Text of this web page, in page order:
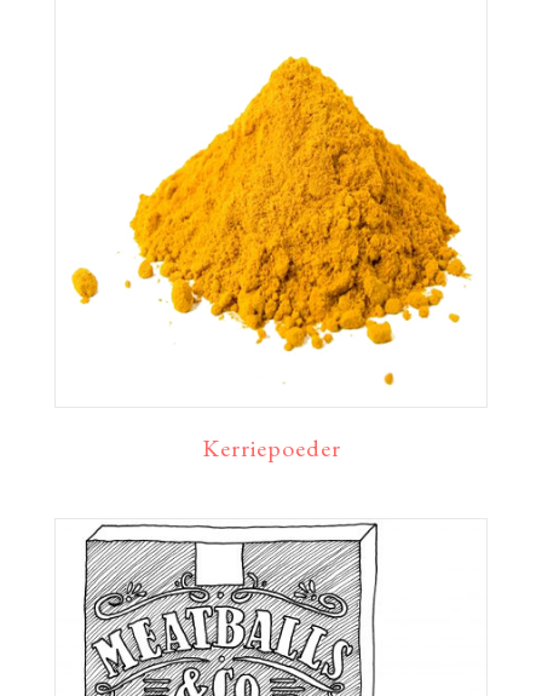
Kerriepoeder